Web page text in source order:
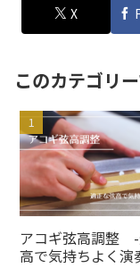
X
このカテゴリ
アコギ弦高調整
高で気持ちよく演